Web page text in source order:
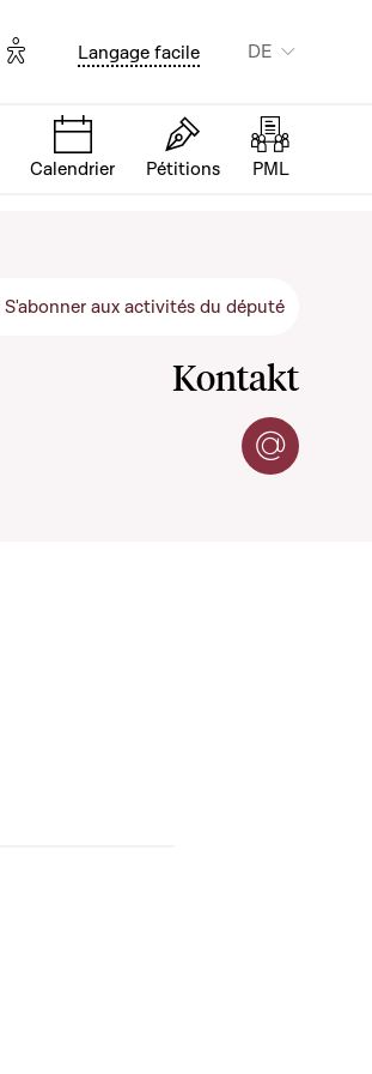
Options d'accessibilité
Langage facile DE
Calendrier Pétitions PML
S'abonner aux activités du député
S'abonner aux
Kontakt
Per E-